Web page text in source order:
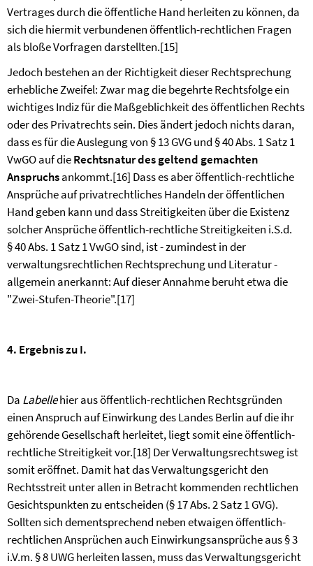
Vertrages durch die öffentliche Hand herleiten zu können, da
sich die hiermit verbundenen öffentlich-rechtlichen Fragen
als bloße Vorfragen darstellten.[15]
Jedoch bestehen an der Richtigkeit dieser Rechtsprechung
erhebliche Zweifel: Zwar mag die begehrte Rechtsfolge ein
wichtiges Indiz für die Maßgeblichkeit des öffentlichen Rechts
oder des Privatrechts sein. Dies ändert jedoch nichts daran,
dass es für die Auslegung von § 13 GVG und § 40 Abs. 1 Satz 1
VwGO auf dieRechtsnatur des geltend gemachten
Anspruchsankommt.[16] Dass es aber öffentlich-rechtliche
Ansprüche auf privatrechtliches Handeln der öffentlichen
Hand geben kann und dass Streitigkeiten über die Existenz
solcher Ansprüche öffentlich-rechtliche Streitigkeiten i.S.d.
§ 40 Abs. 1 Satz 1 VwGO sind, ist - zumindest in der
verwaltungsrechtlichen Rechtsprechung und Literatur -
allgemein anerkannt: Auf dieser Annahme beruht etwa die
"Zwei-Stufen-Theorie".[17]
4. Ergebnis zu I.
Da Labellehier aus öffentlich-rechtlichen Rechtsgründen
einen Anspruch auf Einwirkung des Landes Berlin auf die ihr
gehörende Gesellschaft herleitet, liegt somit eine öffentlich-
rechtliche Streitigkeit vor.[18] Der Verwaltungsrechtsweg ist
somit eröffnet. Damit hat das Verwaltungsgericht den
Rechtsstreit unter allen in Betracht kommenden rechtlichen
Gesichtspunkten zu entscheiden (§ 17 Abs. 2 Satz 1 GVG).
Sollten sich dementsprechend neben etwaigen öffentlich-
rechtlichen Ansprüchen auch Einwirkungsansprüche aus § 3
i.V.m. § 8 UWG herleiten lassen, muss das Verwaltungsgericht